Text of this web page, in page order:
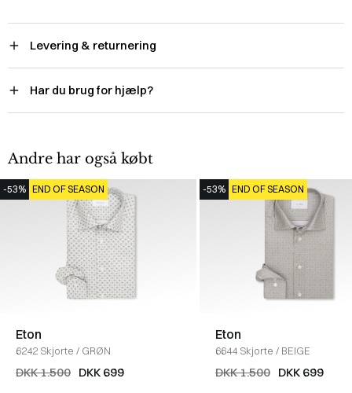
Levering & returnering
Har du brug for hjælp?
Andre har også købt
-53% END OF SEASON
Eton
6242 Skjorte / GRØN
DKK 1.500 DKK 699
-53% END OF SEASON
Eton
6644 Skjorte / BEIGE
DKK 1.500 DKK 699